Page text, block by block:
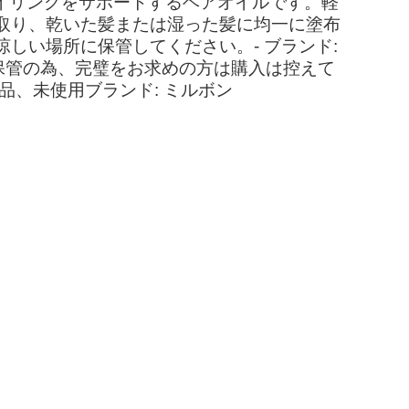
、乾いた髪または湿った髪に均一に塗布
い場所に保管してください。- ブランド:
の為、完璧をお求めの方は購入は控えて
、未使用ブランド: ミルボン